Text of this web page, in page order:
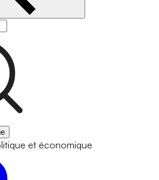
et économique